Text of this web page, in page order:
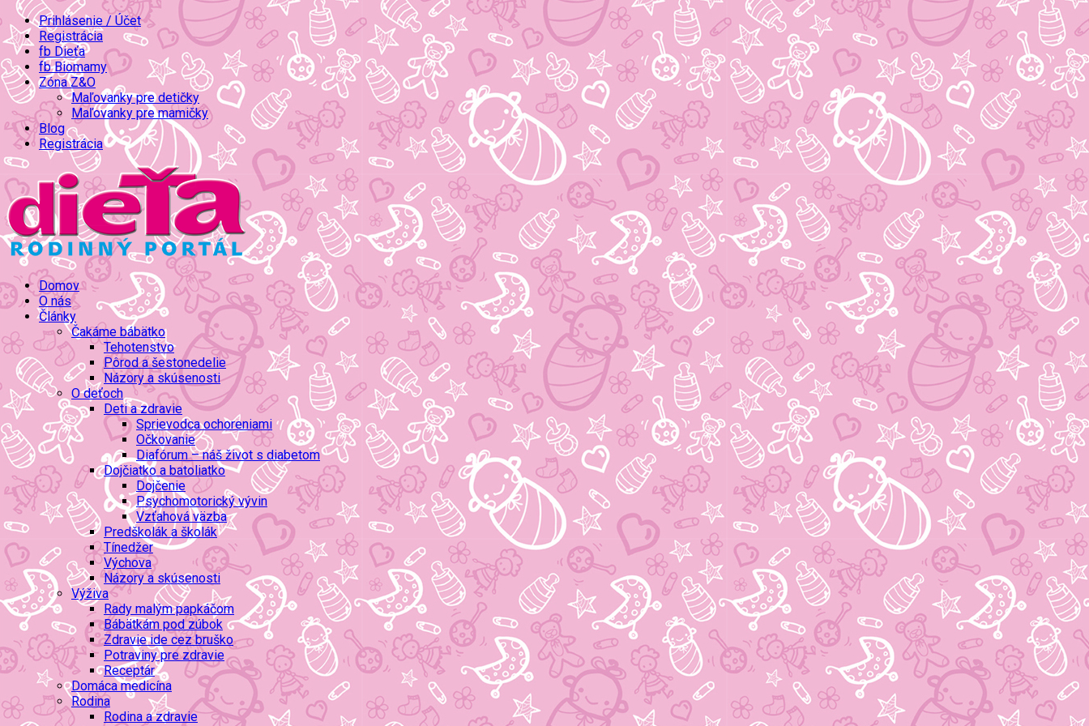
Prihlásenie / Účet
Registrácia
fb Dieťa
fb Biomamy
Zóna Z&O
Maľovanky pre detičky
Maľovanky pre mamičky
Blog
Registrácia
Domov
O nás
Články
Čakáme bábätko
Tehotenstvo
Pôrod a šestonedelie
Názory a skúsenosti
O deťoch
Deti a zdravie
Sprievodca ochoreniami
Očkovanie
Diafórum – náš život s diabetom
Dojčiatko a batoliatko
Dojčenie
Psychomotorický vývin
Vzťahová väzba
Predškolák a školák
Tínedžer
Výchova
Názory a skúsenosti
Výživa
Rady malým papkáčom
Bábätkám pod zúbok
Zdravie ide cez bruško
Potraviny pre zdravie
Receptár
Domáca medicína
Rodina
Rodina a zdravie